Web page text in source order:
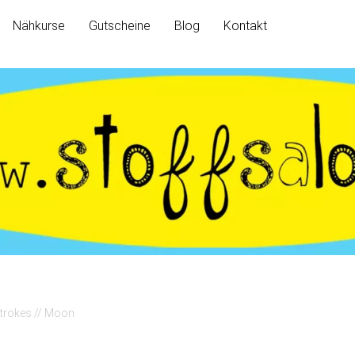
Nähkurse Gutscheine Blog Kontakt
// Moon